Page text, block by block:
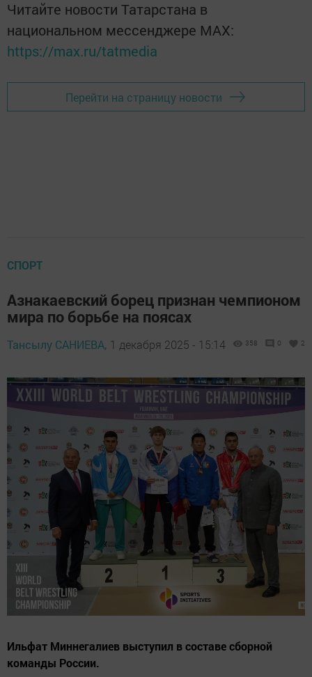
Читайте новости Татарстана в
национальном мессенджере MАХ:
https://max.ru/tatmedia
Перейти на страницу новости
СПОРТ
Азнакаевский борец признан чемпионом
мира по борьбе на поясах
Тансылу САНИЕВА, 1 декабря 2025 - 15:14 358 0 2
Ильфат Миннегалиев выступил в составе сборной
команды России.